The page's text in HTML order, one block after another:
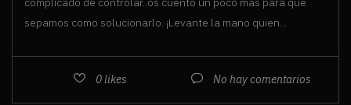
sepamos como solucionarlo. ¡Levante la mano quien...
0likes No hay comentarios